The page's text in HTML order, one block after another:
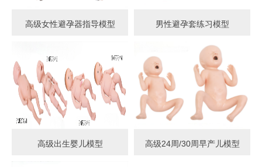
高级女性避孕器指导模型 男性避孕套练习模型
高级出生婴儿模型 高级24周/30周早产儿模型